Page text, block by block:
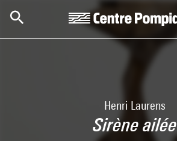
Centre Pompidou
Henri Laurens
Sirène ailée